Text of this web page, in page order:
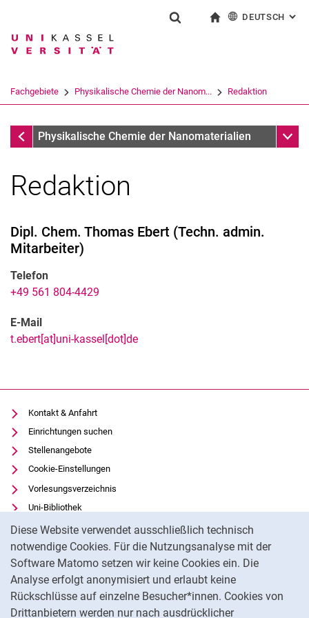
Springe direkt zu: Inhalt
Springe direkt zu: Suche
Springe direkt zu:
Diese Website verwendet ausschließlich technisch
notwendige Cookies. Für die Nutzungsanalyse mit der
Software Matomo setzen wir keine Cookies ein. Die
Analyse erfolgt anonymisiert und erlaubt keine
Rückschlüsse auf einzelne Besucher*innen. Cookies von
Drittanbietern werden nur nach ausdrücklicher
Suchbegriff
Suchen (öffnet externen Link in einem
DEUTSCH :
Fachgebiete Physikalische Chemie der Nanom... Redaktion
Fachgebiete
Physikalische Chemie der Nanomaterialien
Redaktion
Dipl. Chem. Thomas Ebert (Techn. admin.
Mitarbeiter)
Telefon
+49 561 804-4429
E-Mail
t.ebert[at]uni-kassel[dot]de
Kontakt & Anfahrt
Einrichtungen suchen
Stellenangebote
Cookie-Einstellungen
Vorlesungsverzeichnis
Uni-Bibliothek
Moodle
Panopto
Datenschutz
Barrierefreiheit
Transparenter KI-Einsatz